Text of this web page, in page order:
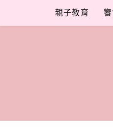
content
親子教育